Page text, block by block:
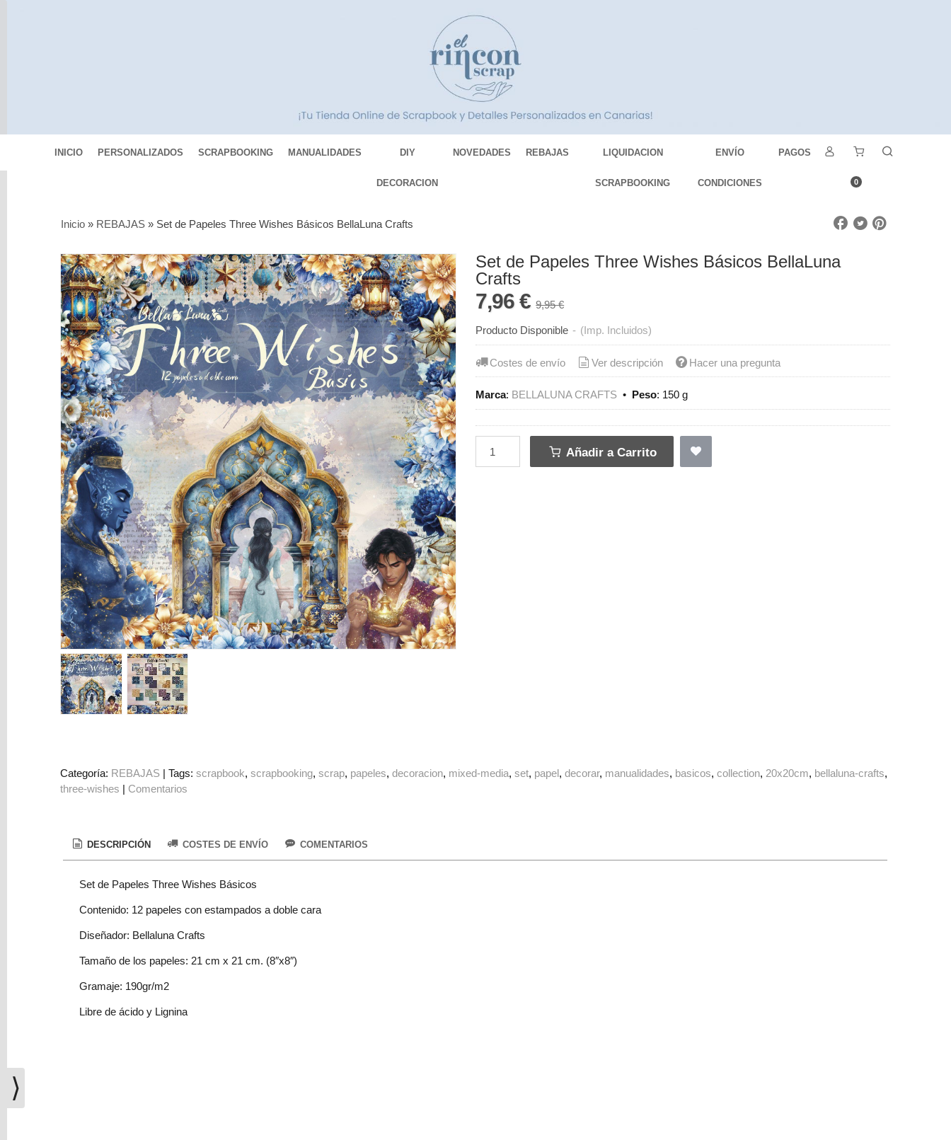
INICIO PERSONALIZADOS SCRAPBOOKING MANUALIDADES DIY
DECORACION
NOVEDADES REBAJAS LIQUIDACION
SCRAPBOOKING
ENVÍO
CONDICIONES
PAGOS
0
MIXED
MEDIA
Pinturas
Mediums
Máquinas
Vinilos
REBAJAS
Novedades
NAVIDAD
Papelería
Herramientas
3D
Liquidación
Scrapbooking
Resinas
Colorantes
Tarjeta
Regalo
Figuras
DIY
DECORACION
Carrito
Inicio » REBAJAS » Set de Papeles Three Wishes Básicos BellaLuna Crafts
Set de Papeles Three Wishes Básicos BellaLuna
Crafts
7,96 €9,95 €
Producto Disponible - (Imp. Incluidos)
Costes de envío Ver descripción Hacer una pregunta
Marca: BELLALUNA CRAFTS • Peso: 150 g
Añadir a Carrito
Categoría: REBAJAS |Tags:scrapbook scrapbooking scrap papeles decoracion mixed-media set papel decorar manualidades basicos collection 20x20cm bellaluna-crafts
three-wishes | Comentarios
DESCRIPCIÓN COSTES DE ENVÍO COMENTARIOS
Set de Papeles Three Wishes Básicos
Contenido: 12 papeles con estampados a doble cara
Diseñador: Bellaluna Crafts
Tamaño de los papeles: 21 cm x 21 cm. (8″x8″)
Gramaje: 190gr/m2
Libre de ácido y Lignina
⟩